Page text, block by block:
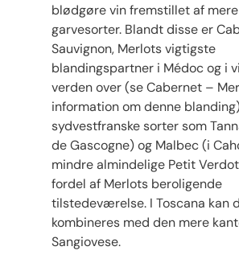
blødgøre vin fremstillet af mere
garvesorter. Blandt disse er
Sauvignon, Merlots vigtigste
blandingspartner i Médoc og i
verden over (se Cabernet –
information om denne
sydvestfranske sorter som
de Gascogne) og Malbec (i
mindre almindelige Petit
fordel af Merlots beroligende
tilstedeværelse. I Toscana kan
kombineres med den mere
Sangiovese.